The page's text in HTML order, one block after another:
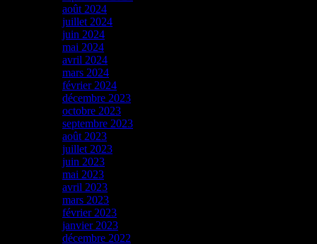
août 2024
juillet 2024
juin 2024
mai 2024
avril 2024
mars 2024
février 2024
décembre 2023
octobre 2023
septembre 2023
août 2023
juillet 2023
juin 2023
mai 2023
avril 2023
mars 2023
février 2023
janvier 2023
décembre 2022